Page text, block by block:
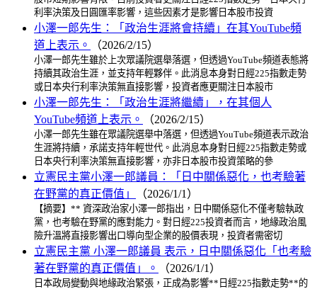
利率決策及日圓匯率影響，這些因素才是影響日本股市投資
小澤一郎先生：「政治生涯將會持續」在其YouTube頻
道上表示。
（2026/2/15）
小澤一郎先生雖於上次眾議院選舉落選，但透過YouTube頻道表態將
持續其政治生涯，並支持年輕夥伴。此消息本身對日經225指數走勢
或日本央行利率決策無直接影響，投資者應更關注日本股市
小澤一郎先生：「政治生涯將繼續」，在其個人
YouTube頻道上表示。
（2026/2/15）
小澤一郎先生雖在眾議院選舉中落選，但透過YouTube頻道表示政治
生涯將持續，承諾支持年輕世代。此消息本身對日經225指數走勢或
日本央行利率決策無直接影響，亦非日本股市投資策略的參
立憲民主黨小澤一郎議員：「日中關係惡化，也考驗著
在野黨的真正價值」
（2026/1/1）
【摘要】** 資深政治家小澤一郎指出，日中關係惡化不僅考驗執政
黨，也考驗在野黨的應對能力。對日經225投資者而言，地緣政治風
險升溫將直接影響出口導向型企業的股價表現，投資者需密切
立憲民主黨 小澤一郎議員 表示，日中關係惡化「也考驗
著在野黨的真正價值」。
（2026/1/1）
日本政局變動與地緣政治緊張，正成為影響**日經225指數走勢**的